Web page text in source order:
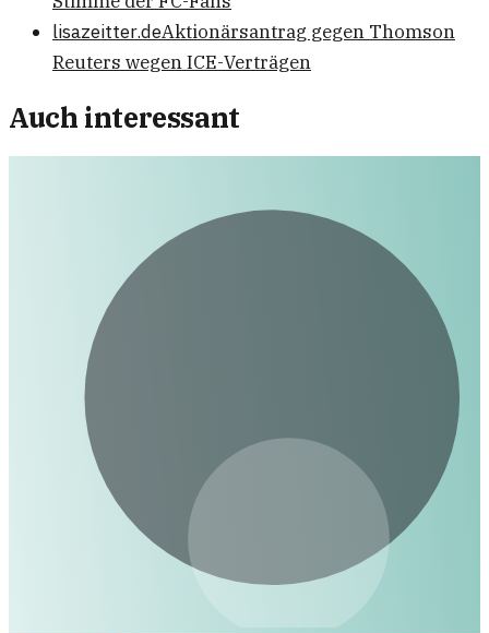
lisazeitter.deAktionärsantrag gegen Thomson
Reuters wegen ICE-Verträgen
Auch interessant